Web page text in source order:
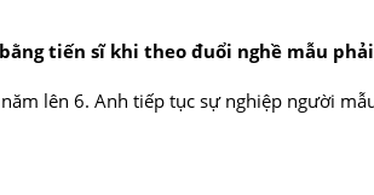
tiến sĩ khi theo đuổi nghề mẫu
lên 6. Anh tiếp tục sự nghiệp người